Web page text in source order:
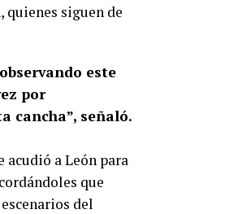
quienes siguen de
este
por
cancha”, señaló.
acudió a León para
que
del